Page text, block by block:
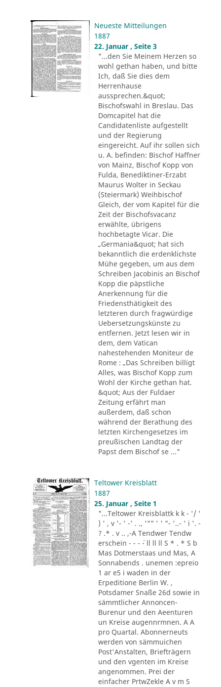
Neueste Mitteilungen
1887
22. Januar , Seite 3
"...den Sie Meinem Herzen so
wohl gethan haben, und bitte
Ich, daß Sie dies dem
Herrenhause
aussprechen.&quot;
Bischofswahl in Breslau. Das
Domcapitel hat die
Candidatenliste aufgestellt
und der Regierung
eingereicht. Auf ihr sollen sich
u. A. befinden: Bischof Haffner
von Mainz, Bischof Kopp von
Fulda, Benediktiner-Erzabt
Maurus Wolter in Seckau
(Steiermark) Weihbischof
Gleich, der vom Kapitel für die
Zeit der Bischofsvacanz
erwählte, übrigens
hochbetagte Vicar. Die
„Germania&quot; hat sich
bekanntlich die erdenklichste
Mühe gegeben, um aus dem
Schreiben Jacobinis an Bischof
Kopp die päpstliche
Anerkennung für die
Friedensthätigkeit des
letzteren durch fragwürdige
Uebersetzungskünste zu
entfernen. Jetzt lesen wir in
dem, dem Vatican
nahestehenden Moniteur de
Rome : „Das Schreiben billigt
Alles, was Bischof Kopp zum
Wohl der Kirche gethan hat.
&quot; Aus der Fuldaer
Zeitung erfährt man
außerdem, daß schon
während der Berathung des
letzten Kirchengesetzes im
preußischen Landtag der
Papst dem Bischof se ..."
Teltower Kreisblatt
1887
25. Januar , Seite 1
"...Teltower Kreisblattk k k - '/ '
) ' , v '- ' -' . ., '"" ' ' "- '..- ' i '. -
? .* . v .. ,-A Tendwer Tendw
erschein - - - ´- ll ll ll S * . * S b
Mas Dotmerstaas und Mas, A
Sonnabends . unemen :epreio
1 ar e5 i waden in der
Erpeditione Berlin W. ,
Potsdamer Snaße 26d sowie in
sämmtlicher Annoncen-
Burenur und den Aeenturen
un Kreise augennrmnen. A A
pro Quartal. Abonnerneuts
werden von sämmuichen
Post'Anstalten, Briefträgern
und den vgenten im Kreise
angenommen. Prei der
einfacher PrtwZekle A v m S